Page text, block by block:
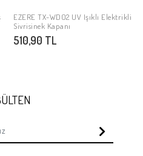
Stokta Yok
EZERE TX-WD02 UV Işıklı Elektrikli
Sivrisinek Kapanı
510,90 TL